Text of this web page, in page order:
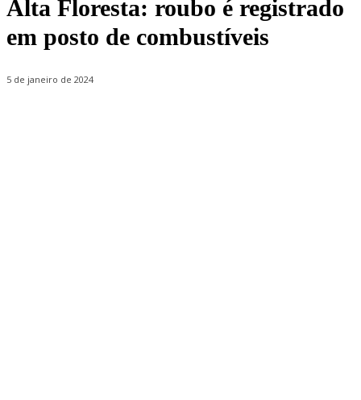
Alta Floresta: roubo é registrado
em posto de combustíveis
5 de janeiro de 2024